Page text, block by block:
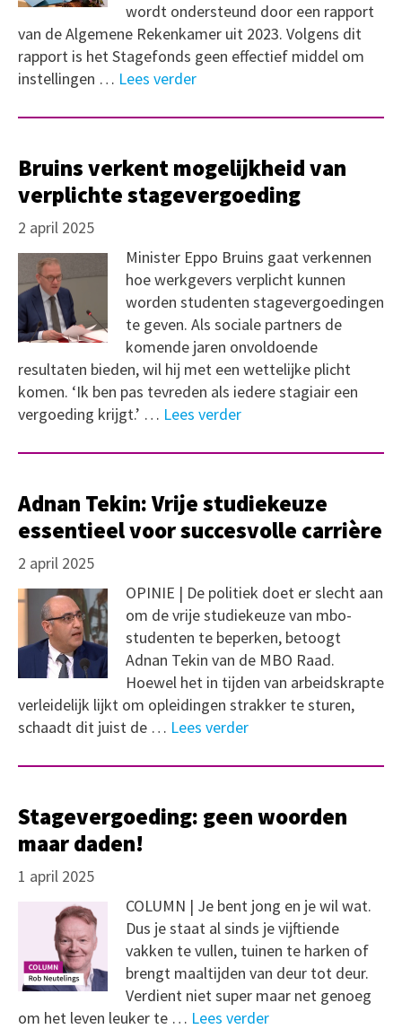
wordt ondersteund door een rapport
van de Algemene Rekenkamer uit 2023. Volgens dit
rapport is het Stagefonds geen effectief middel om
instellingen … Lees verder
Bruins verkent mogelijkheid van
verplichte stagevergoeding
2 april 2025
Minister Eppo Bruins gaat verkennen
hoe werkgevers verplicht kunnen
worden studenten stagevergoedingen
te geven. Als sociale partners de
komende jaren onvoldoende
resultaten bieden, wil hij met een wettelijke plicht
komen. ‘Ik ben pas tevreden als iedere stagiair een
vergoeding krijgt.’ … Lees verder
Adnan Tekin: Vrije studiekeuze
essentieel voor succesvolle carrière
2 april 2025
OPINIE | De politiek doet er slecht aan
om de vrije studiekeuze van mbo-
studenten te beperken, betoogt
Adnan Tekin van de MBO Raad.
Hoewel het in tijden van arbeidskrapte
verleidelijk lijkt om opleidingen strakker te sturen,
schaadt dit juist de … Lees verder
Stagevergoeding: geen woorden
maar daden!
1 april 2025
COLUMN | Je bent jong en je wil wat.
Dus je staat al sinds je vijftiende
vakken te vullen, tuinen te harken of
brengt maaltijden van deur tot deur.
Verdient niet super maar net genoeg
om het leven leuker te … Lees verder